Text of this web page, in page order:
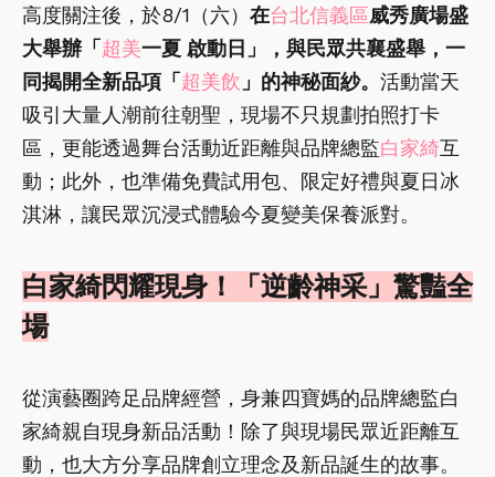
高度關注後，於8/1（六） 在台北信義區威秀廣場盛
大舉辦「超美一夏 啟動日」，與民眾共襄盛舉，一
同揭開全新品項「超美飲 」的神秘面紗。 活動當天
吸引大量人潮前往朝聖，現場不只規劃拍照打卡
區，更能透過舞台活動近距離與品牌總監白家綺互
動；此外，也準備免費試用包、限定好禮與夏日冰
淇淋，讓民眾沉浸式體驗今夏變美保養派對。
白家綺閃耀現身！「逆齡神采」驚豔全
場
從演藝圈跨足品牌經營，身兼四寶媽的品牌總監白
家綺親自現身新品活動！除了與現場民眾近距離互
動，也大方分享品牌創立理念及新品誕生的故事。